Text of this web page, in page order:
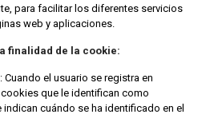
para facilitar los diferentes servicios
web y aplicaciones.
finalidad de la cookie:
el usuario se registra en
cookies que le identifican como
cuándo se ha identificado en el